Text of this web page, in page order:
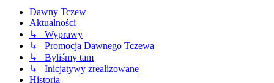
Dawny Tczew
Aktualności
↳ Wyprawy
↳ Promocja Dawnego Tczewa
↳ Byliśmy tam
↳ Inicjatywy zrealizowane
Historia